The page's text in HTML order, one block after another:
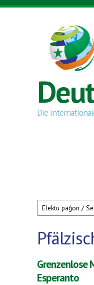
Direkt zum Inhalt
Die
Grenzenlose
Esperanto